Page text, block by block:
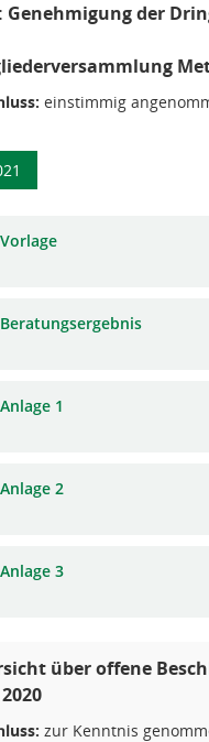
Genehmigung der
einstimmig
Vorlage
Beratungsergebnis
Anlage 1
Anlage 2
Anlage 3
über offene
zur Kenntnis